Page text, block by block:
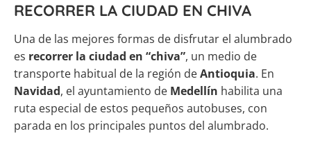
RECORRER LA CIUDAD EN CHIVA
Una de las mejores formas de disfrutar el alumbrado
es recorrer la ciudad en “chiva”, un medio de
transporte habitual de la región deAntioquia. En
Navidad, el ayuntamiento de Medellín habilita una
ruta especial de estos pequeños autobuses, con
parada en los principales puntos del alumbrado.